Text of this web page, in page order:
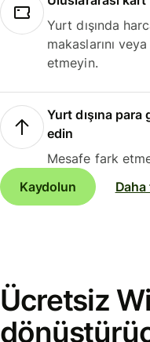
Yurt dışında
makaslarını
etmeyin.
Yurt dışına
edin
Mesafe fark
Kaydolun
Ücretsiz